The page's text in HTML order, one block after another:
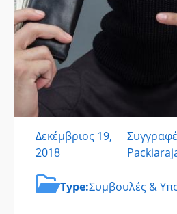
Δεκέμβριος 19,
2018
Type:Συμβουλές &